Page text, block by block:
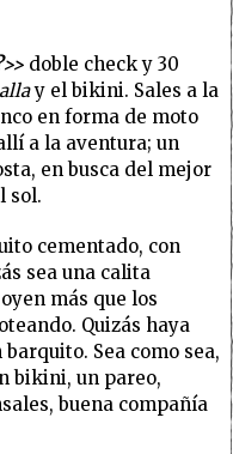
doble check y 30
y el bikini. Sales a la
en forma de moto
a la aventura; un
en busca del mejor
sol.
cementado, con
sea una calita
más que los
Quizás haya
Sea como sea,
bikini, un pareo,
buena compañía